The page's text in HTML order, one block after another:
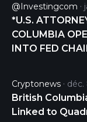
@Investingcom
*U.S.
COLUMBIA
INTO FED
https://t.co/
Cryptonews déc.
British
Linked to